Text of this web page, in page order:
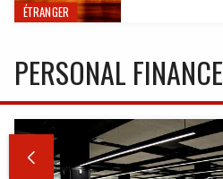
ÉTRANGER
PERSONAL FINANCE
